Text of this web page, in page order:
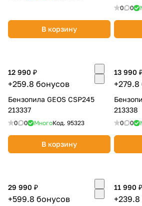
В корзину
0 0
12 990 ₽
+259.8 бонусов
Бензопила GEOS CSP245
213337
0 0 МногоКод. 95323
В корзину
13 990
213338
0 0
29 990 ₽
+599.8 бонусов
11 990 ₽
Подробнее
недели
Остались
8 800 302-02-51
plait.ru